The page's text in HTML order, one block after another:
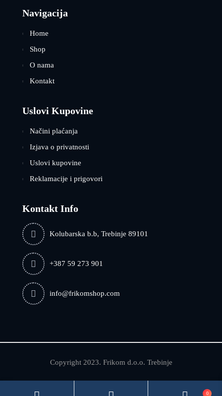
Navigacija
Home
Shop
O nama
Kontakt
Uslovi Kupovine
Načini plaćanja
Izjava o privatnosti
Uslovi kupovine
Reklamacije i prigovori
Kontakt Info
Kolubarska b.b, Trebinje 89101
+387 59 273 901
info@frikomshop.com
Copyright 2023. Frikom d.o.o. Trebinje
0